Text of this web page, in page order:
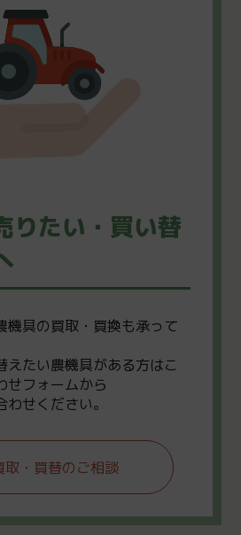
りたい・買い替
機具の買取・買換も承って
えたい農機具がある方はこ
せフォームから
せください。
取・買替のご相談